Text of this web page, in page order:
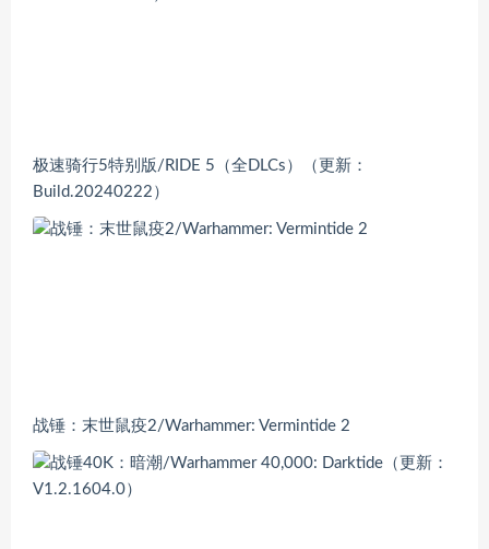
极速骑行5特别版/RIDE 5（全DLCs）（更新：
Build.20240222）
战锤：末世鼠疫2/Warhammer: Vermintide 2